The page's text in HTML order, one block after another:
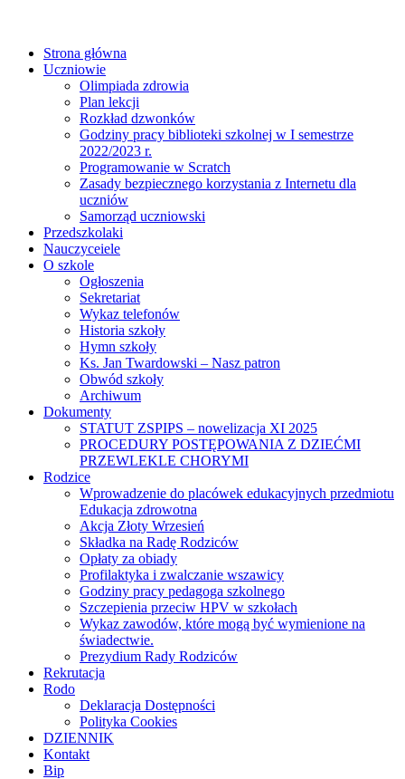
Strona główna
Uczniowie
Olimpiada zdrowia
Plan lekcji
Rozkład dzwonków
Godziny pracy biblioteki szkolnej w I semestrze
2022/2023 r.
Programowanie w Scratch
Zasady bezpiecznego korzystania z Internetu dla
uczniów
Samorząd uczniowski
Przedszkolaki
Nauczyceiele
O szkole
Ogłoszenia
Sekretariat
Wykaz telefonów
Historia szkoły
Hymn szkoły
Ks. Jan Twardowski – Nasz patron
Obwód szkoły
Archiwum
Dokumenty
STATUT ZSPIPS – nowelizacja XI 2025
PROCEDURY POSTĘPOWANIA Z DZIEĆMI
PRZEWLEKLE CHORYMI
Rodzice
Wprowadzenie do placówek edukacyjnych przedmiotu
Edukacja zdrowotna
Akcja Złoty Wrzesień
Składka na Radę Rodziców
Opłaty za obiady
Profilaktyka i zwalczanie wszawicy
Godziny pracy pedagoga szkolnego
Szczepienia przeciw HPV w szkołach
Wykaz zawodów, które mogą być wymienione na
świadectwie.
Prezydium Rady Rodziców
Rekrutacja
Rodo
Deklaracja Dostępności
Polityka Cookies
DZIENNIK
Kontakt
Bip